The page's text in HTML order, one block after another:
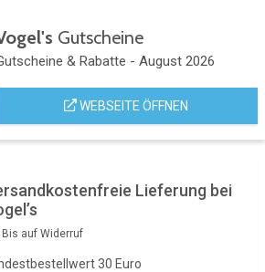
Gutscheine
& Rabatte - August 2026
WEBSEITE ÖFFNEN
Lieferung bei
Bis auf Widerruf
30 Euro